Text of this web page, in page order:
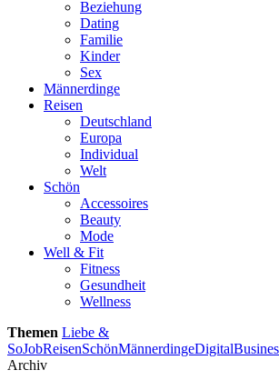
Beziehung
Dating
Familie
Kinder
Sex
Männerdinge
Reisen
Deutschland
Europa
Individual
Welt
Schön
Accessoires
Beauty
Mode
Well & Fit
Fitness
Gesundheit
Wellness
Themen Liebe &
SoJobReisenSchönMännerdingeDigital
Archiv